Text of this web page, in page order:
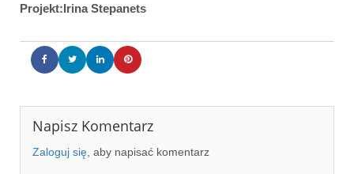
Projekt:Irina Stepanets
Napisz Komentarz
Zaloguj się , aby napisać komentarz